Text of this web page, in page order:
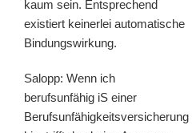
kaum sein. Entsprechend
existiert keinerlei automatische
Bindungswirkung.
Salopp: Wenn ich
berufsunfähig iS einer
Berufsunfähigkeitsversicherung